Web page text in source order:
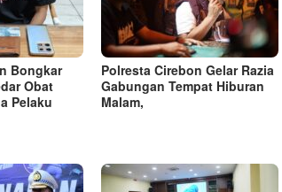
Bongkar
Obat
Pelaku
Polresta Cirebon Gelar Razia
Gabungan Tempat Hiburan
Malam,